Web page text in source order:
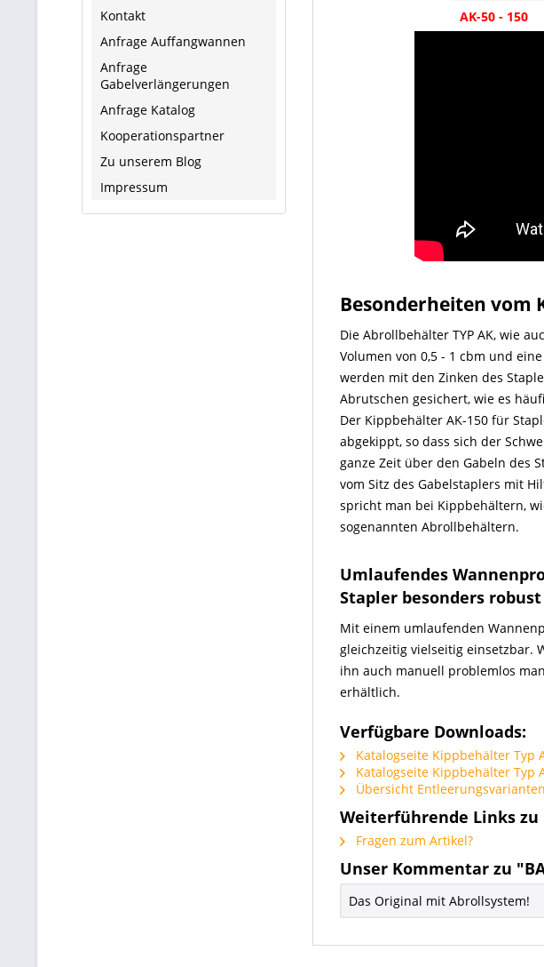
Kontakt
Anfrage Auffangwannen
Anfrage
Gabelverlängerungen
Anfrage Katalog
Kooperationspartner
Zu unserem Blog
Impressum
AK-50 - 150
Besonderheiten vom
Die Abrollbehälter TYP AK, wie
Volumen von 0,5 - 1 cbm und
werden mit den Zinken des
Abrutschen gesichert, wie es
Der Kippbehälter AK-150 für
abgekippt, so dass sich der
ganze Zeit über den Gabeln des
vom Sitz des Gabelstaplers mit
spricht man bei Kippbehältern,
sogenannten Abrollbehältern.
Umlaufendes
Stapler besonders robust
Mit einem umlaufenden
gleichzeitig vielseitig einsetzbar.
ihn auch manuell problemlos
erhältlich.
Verfügbare Downloads:
Katalogseite Kippbehälter Typ
Katalogseite Kippbehälter Typ
Übersicht
Weiterführende Links zu
Fragen zum Artikel?
Unser Kommentar zu
Das Original mit Abrollsystem!